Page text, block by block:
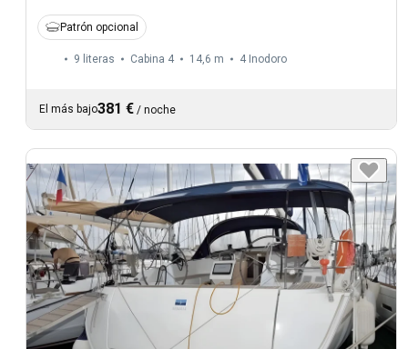
Patrón opcional
9 literas Cabina 4 14,6 m 4 Inodoro
El más bajo381 € / noche